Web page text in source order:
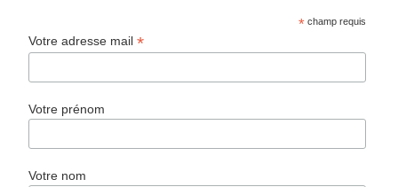
* champ requis
Votre adresse mail*
Votre prénom
Votre nom